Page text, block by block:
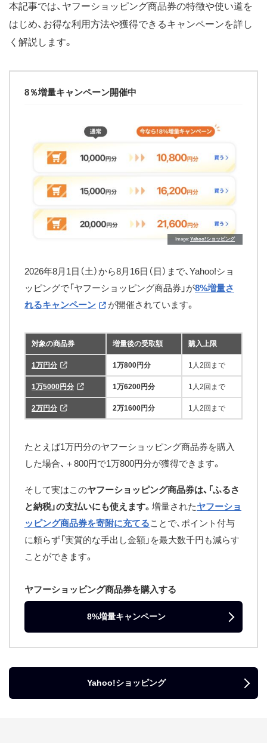
本記事では、ヤフーショッピング商品券の特徴や使い道を
はじめ、お得な利用方法や獲得できるキャンペーンを詳し
く解説します。
8％増量キャンペーン開催中
Image Yahoo!ショッピング
2026年8月1日（土）から8月16日（日）まで、Yahoo!ショ
ッピングで「ヤフーショッピング商品券」が8%増量さ
れるキャンペーン
が開催されています。
対象の商品券 増量後の受取額 購入上限
1万円分 1万800円分 1人2回まで
1万5000円分 1万6200円分 1人2回まで
2万円分 2万1600円分 1人2回まで
たとえば1万円分のヤフーショッピング商品券を購入
した場合、＋800円で1万800円分が獲得できます。
そして実はこのヤフーショッピング商品券は、「ふるさ
と納税」の支払いにも使えます。 増量されたヤフーショ
ッピング商品券を寄附に充てることで、ポイント付与
に頼らず「実質的な手出し金額」を最大数千円も減らす
ことができます。
ヤフーショッピング商品券を購入する
8%増量キャンペーン
Yahoo!ショッピング